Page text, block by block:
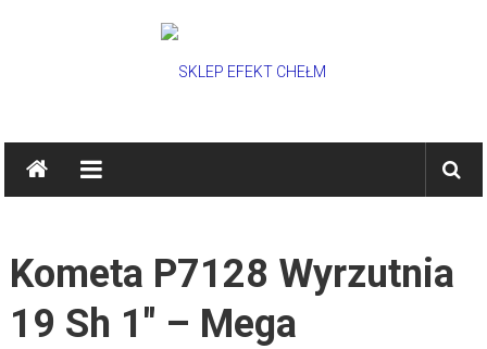
SKLEP
EFEKT
Hurtownia
fajerwerków,
pokazy
Kometa P7128 Wyrzutnia
19 Sh 1″ – Mega